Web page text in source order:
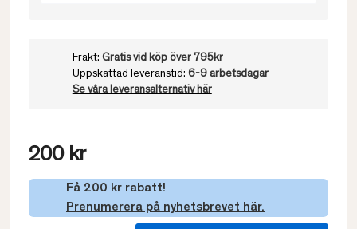
Frakt: Gratis vid köp över 795kr
Uppskattad leveranstid: 6-9 arbetsdagar
Se våra leveransalternativ här
200 kr
Få 200 kr rabatt!
Prenumerera på nyhetsbrevet här.